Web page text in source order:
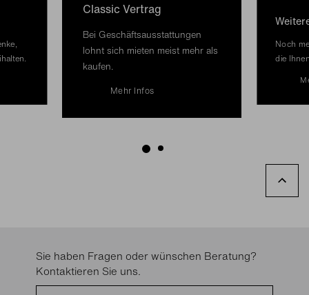
Classic Vertrag
Bei Geschäftsausstattungen
lohnt sich mieten meist mehr als
kaufen.
Mehr Infos
Noch
die
Sie haben Fragen oder wünschen Beratung?
Kontaktieren Sie uns.